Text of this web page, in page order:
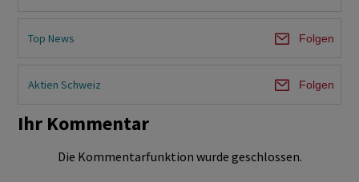
Top News Folgen
Aktien Schweiz Folgen
Ihr Kommentar
Die Kommentarfunktion wurde geschlossen.